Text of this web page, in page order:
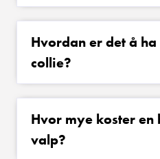
Hvordan er det å
collie?
Hvor mye koster
valp?